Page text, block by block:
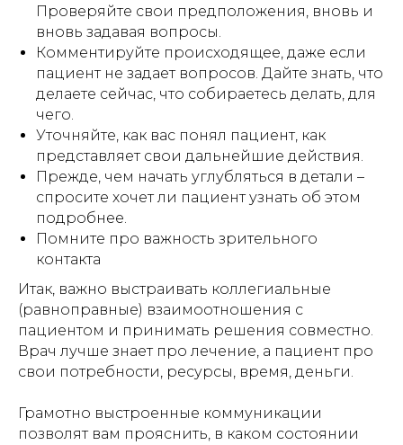
Проверяйте свои предположения, вновь и
вновь задавая вопросы.
Комментируйте происходящее, даже если
пациент не задает вопросов. Дайте знать, что
делаете сейчас, что собираетесь делать, для
чего.
Уточняйте, как вас понял пациент, как
представляет свои дальнейшие действия.
Прежде, чем начать углубляться в детали –
спросите хочет ли пациент узнать об этом
подробнее.
Помните про важность зрительного
контакта
Итак, важно выстраивать коллегиальные
(равноправные) взаимоотношения с
пациентом и принимать решения совместно.
Врач лучше знает про лечение, а пациент про
свои потребности, ресурсы, время, деньги.
Грамотно выстроенные коммуникации
позволят вам прояснить, в каком состоянии